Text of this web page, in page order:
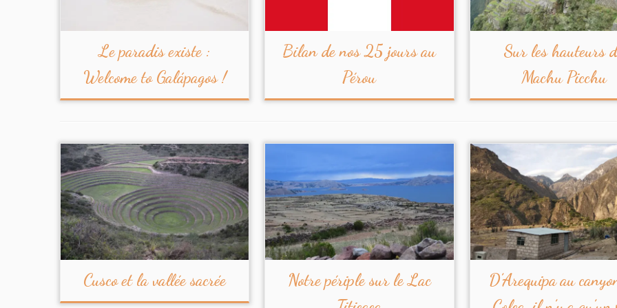
Le paradis existe :
Welcome to Galápagos !
Bilan de nos 25 jours au
Pérou
Sur les hauteurs
Machu Picchu
Cusco et la vallée sacrée
Notre périple sur le Lac
D’Arequipa au